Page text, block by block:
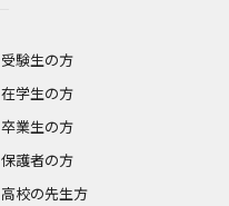
受験生の方
在学生の方
卒業生の方
保護者の方
高校の先生方